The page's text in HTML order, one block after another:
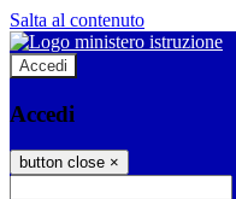
Salta al contenuto
Accedi
Accedi
button close ×